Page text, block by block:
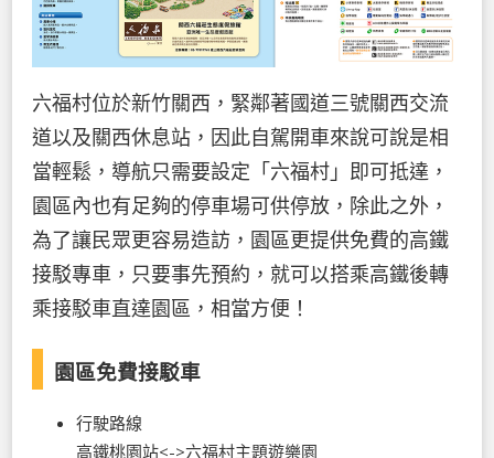
六福村位於新竹關西，緊鄰著國道三號關西交流
道以及關西休息站，因此自駕開車來說可說是相
當輕鬆，導航只需要設定「六福村」即可抵達，
園區內也有足夠的停車場可供停放，除此之外，
為了讓民眾更容易造訪，園區更提供免費的高鐵
接駁專車，只要事先預約，就可以搭乘高鐵後轉
乘接駁車直達園區，相當方便！
園區免費接駁車
行駛路線
高鐵桃園站<->六福村主題遊樂園